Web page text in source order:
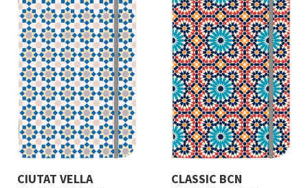
CIUTAT VELLA
CLASSIC BCN